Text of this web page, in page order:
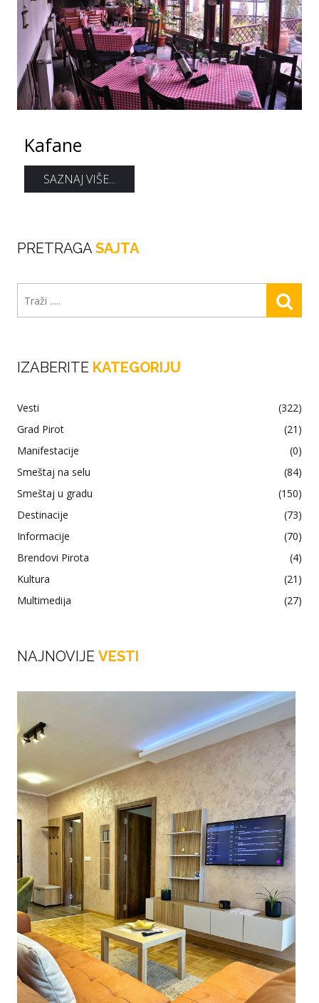
Kafane
SAZNAJ VIŠE...
PRETRAGA SAJTA
IZABERITE KATEGORIJU
Vesti
(322)
Grad Pirot
(21)
Manifestacije
(0)
Smeštaj na selu
(84)
Smeštaj u gradu
(150)
Destinacije
(73)
Informacije
(70)
Brendovi Pirota
(4)
Kultura
(21)
Multimedija
(27)
NAJNOVIJE VESTI